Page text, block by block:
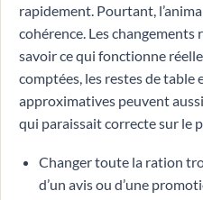
rapidement. Pourtant,
cohérence. Les changements
savoir ce qui fonctionne
comptées, les restes de table
approximatives peuvent
qui paraissait correcte sur le
Changer toute la ration
d’un avis ou d’une